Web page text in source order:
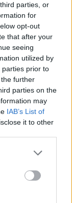
parties, or
for
opt-out
that after your
seeing
utilized by
parties prior to
further
parties on the
may
IAB’s List of
it to other
more Google
may click to
party tags to
below Google